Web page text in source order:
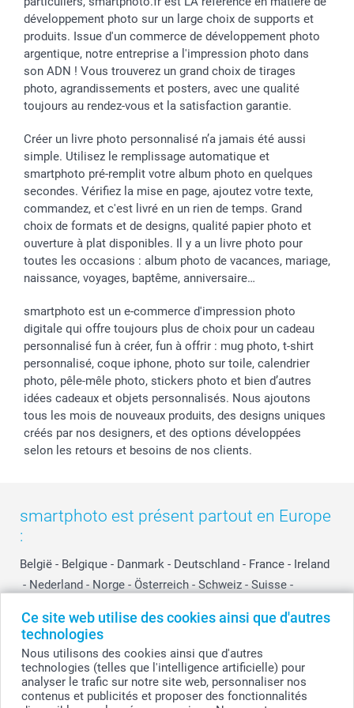
Ce site web utilise des cookies ainsi que d'autres
technologies
Nous utilisons des cookies ainsi que d'autres
technologies (telles que l'intelligence artificielle) pour
analyser le trafic sur notre site web, personnaliser nos
contenus et publicités et proposer des fonctionnalités
Dénicheur d'idées cadeau
Baptême
Toussaint
Rentrée des classes
Saint-Valentin
Vacances
Gestion des cookies
Tarifs
Partenariats & Influence
Investisseurs
Livraison
Modes de paiement
Grandes quantités
Statut de ma commande
développement photo sur un large choix de supports et
produits. Issue d'un commerce de développement photo
argentique, notre entreprise a l'impression photo dans
son ADN ! Vous trouverez un grand choix de tirages
photo, agrandissements et posters, avec une qualité
toujours au rendez-vous et la satisfaction garantie.
Créer un livre photo personnalisé n’a jamais été aussi
simple. Utilisez le remplissage automatique et
smartphoto pré-remplit votre album photo en quelques
secondes. Vérifiez la mise en page, ajoutez votre texte,
commandez, et c'est livré en un rien de temps. Grand
choix de formats et de designs, qualité papier photo et
ouverture à plat disponibles. Il y a un livre photo pour
toutes les occasions : album photo de vacances, mariage,
naissance, voyages, baptême, anniversaire…
smartphoto est un e-commerce d'impression photo
digitale qui offre toujours plus de choix pour un cadeau
personnalisé fun à créer, fun à offrir : mug photo, t-shirt
personnalisé, coque iphone, photo sur toile, calendrier
photo, pêle-mêle photo, stickers photo et bien d’autres
idées cadeaux et objets personnalisés. Nous ajoutons
tous les mois de nouveaux produits, des designs uniques
créés par nos designers, et des options développées
selon les retours et besoins de nos clients.
smartphoto est présent partout en Europe
:
België - Belgique - Danmark - Deutschland - France - Ireland
- Nederland - Norge - Österreich - Schweiz - Suisse -
Other Countries
Tous les prix sont en EURO (€), TVA incluse et hors frais de port.